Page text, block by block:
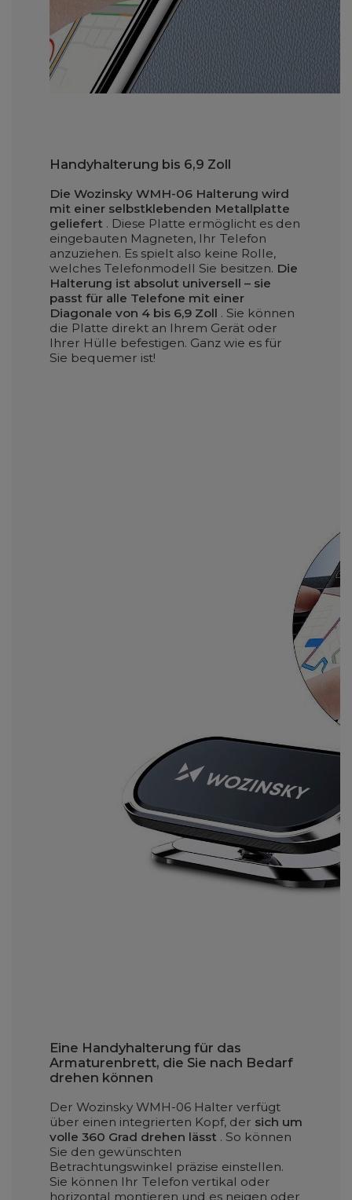
Handyhalterung bis 6,9 Zoll
Die Wozinsky WMH-06 Halterung wird
mit einer selbstklebenden Metallplatte
geliefert . Diese Platte ermöglicht es den
eingebauten Magneten, Ihr Telefon
anzuziehen. Es spielt also keine Rolle,
welches Telefonmodell Sie besitzen. Die
Halterung ist absolut universell – sie
passt für alle Telefone mit einer
Diagonale von 4 bis 6,9 Zoll . Sie können
die Platte direkt an Ihrem Gerät oder
Ihrer Hülle befestigen. Ganz wie es für
Sie bequemer ist!
Eine Handyhalterung für das
Armaturenbrett, die Sie nach Bedarf
drehen können
Der Wozinsky WMH-06 Halter verfügt
über einen integrierten Kopf, der sich um
volle 360 ​​Grad drehen lässt . So können
Sie den gewünschten
Betrachtungswinkel präzise einstellen.
Sie können Ihr Telefon vertikal oder
horizontal montieren und es neigen oder